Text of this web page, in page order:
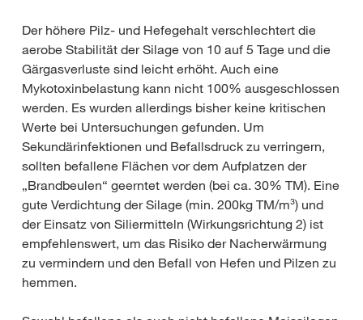
Der höhere Pilz- und Hefegehalt verschlechtert die
aerobe Stabilität der Silage von 10 auf 5 Tage und die
Gärgasverluste sind leicht erhöht. Auch eine
Mykotoxinbelastung kann nicht 100% ausgeschlossen
werden. Es wurden allerdings bisher keine kritischen
Werte bei Untersuchungen gefunden. Um
Sekundärinfektionen und Befallsdruck zu verringern,
sollten befallene Flächen vor dem Aufplatzen der
„Brandbeulen“ geerntet werden (bei ca. 30% TM). Eine
gute Verdichtung der Silage (min. 200kg TM/m³) und
der Einsatz von Siliermitteln (Wirkungsrichtung 2) ist
empfehlenswert, um das Risiko der Nacherwärmung
zu vermindern und den Befall von Hefen und Pilzen zu
hemmen.